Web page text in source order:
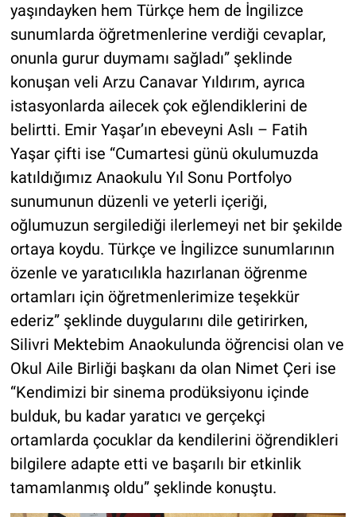
yaşındayken hem Türkçe hem de İngilizce
sunumlarda öğretmenlerine verdiği cevaplar,
onunla gurur duymamı sağladı” şeklinde
konuşan veli Arzu Canavar Yıldırım, ayrıca
istasyonlarda ailecek çok eğlendiklerini de
belirtti. Emir Yaşar’ın ebeveyni Aslı – Fatih
Yaşar çifti ise “Cumartesi günü okulumuzda
katıldığımız Anaokulu Yıl Sonu Portfolyo
sunumunun düzenli ve yeterli içeriği,
oğlumuzun sergilediği ilerlemeyi net bir şekilde
ortaya koydu. Türkçe ve İngilizce sunumlarının
özenle ve yaratıcılıkla hazırlanan öğrenme
ortamları için öğretmenlerimize teşekkür
ederiz” şeklinde duygularını dile getirirken,
Silivri Mektebim Anaokulunda öğrencisi olan ve
Okul Aile Birliği başkanı da olan Nimet Çeri ise
“Kendimizi bir sinema prodüksiyonu içinde
bulduk, bu kadar yaratıcı ve gerçekçi
ortamlarda çocuklar da kendilerini öğrendikleri
bilgilere adapte etti ve başarılı bir etkinlik
tamamlanmış oldu” şeklinde konuştu.